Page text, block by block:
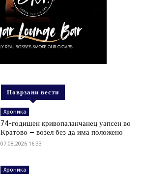
Поврзани вести
Хроника
74-годишен кривопаланчанец уапсен во
Кратово – возел без да има положено
07.08.2026 16:33
Хроника